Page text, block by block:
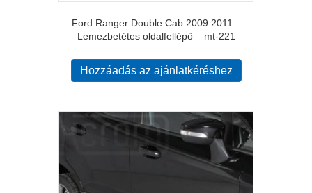
Ford Ranger Double Cab 2009 2011 –
Lemezbetétes oldalfellépő – mt-221
Hozzáadás az ajánlatkéréshez